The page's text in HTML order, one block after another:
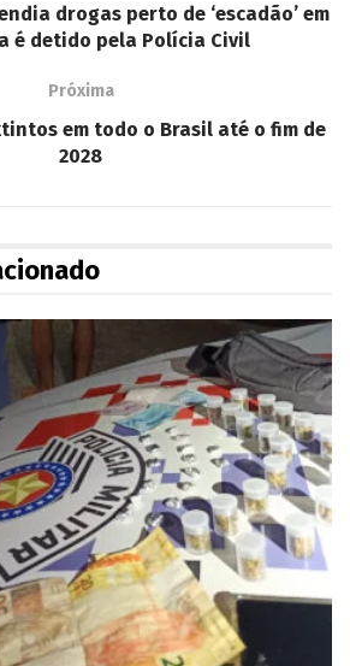
drogas perto de ‘escadão’ em
é detido pela Polícia Civil
Próxima
em todo o Brasil até o fim de
2028